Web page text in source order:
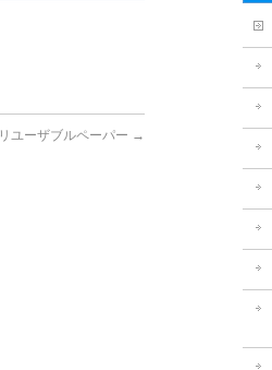
リユーザブルペーパー →